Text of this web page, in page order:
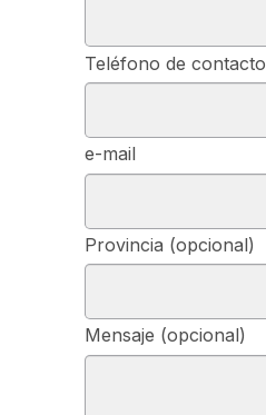
Teléfono de contacto
e-mail
Provincia (opcional)
Mensaje (opcional)